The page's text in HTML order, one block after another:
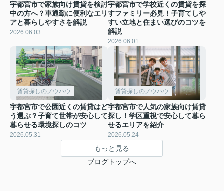
宇都宮市で家族向け賃貸を検討
中の方へ？車通勤に便利なエリ
アと暮らしやすさを解説
2026.06.03
宇都宮市で学校近くの賃貸を探
すファミリー必見！子育てしや
すい立地と住まい選びのコツを
解説
2026.06.01
賃貸探しのノウハウ
宇都宮市で公園近くの賃貸はど
う選ぶ？子育て世帯が安心して
暮らせる環境探しのコツ
2026.05.31
賃貸探しのノウハウ
宇都宮市で人気の家族向け賃貸
探し！学区重視で安心して暮ら
せるエリアを紹介
2026.05.24
もっと見る
ブログトップへ